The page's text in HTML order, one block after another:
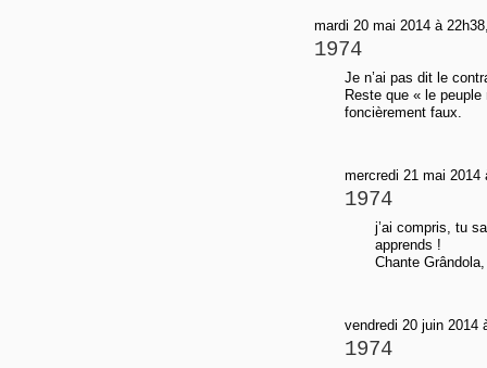
mardi 20 mai 2014 à
1974
Je n’ai pas dit le
Reste que « le
foncièrement faux.
mercredi 21 mai 2014
1974
j’ai compris, tu
apprends !
Chante
vendredi 20 juin 2014
1974